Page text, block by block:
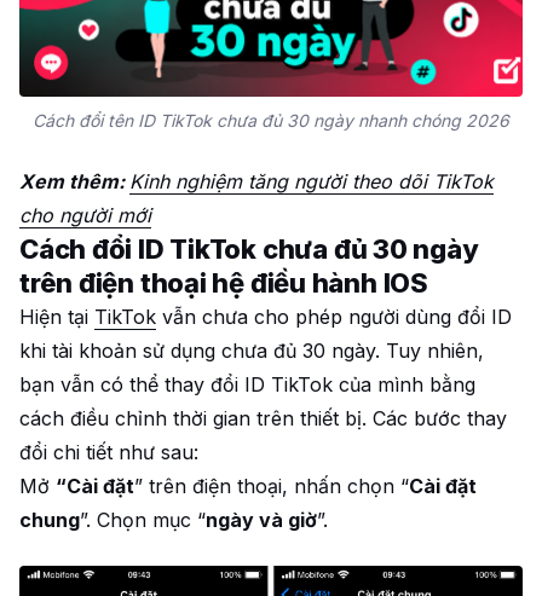
Cách đổi tên ID TikTok chưa đủ 30 ngày nhanh chóng 2026
Xem thêm: Kinh nghiệm tăng người theo dõi TikTok
cho người mới
Cách đổi ID TikTok chưa đủ 30 ngày
trên điện thoại hệ điều hành IOS
Hiện tại TikTok vẫn chưa cho phép người dùng đổi ID
khi tài khoản sử dụng chưa đủ 30 ngày. Tuy nhiên,
bạn vẫn có thể thay đổi ID TikTok của mình bằng
cách điều chỉnh thời gian trên thiết bị. Các bước thay
đổi chi tiết như sau:
Mở “Cài đặt” trên điện thoại, nhấn chọn “Cài đặt
chung”. Chọn mục “ngày và giờ”.